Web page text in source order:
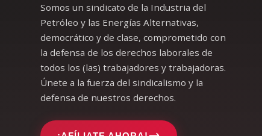
Somos un sindicato de la Industria del
Petróleo y las Energías Alternativas,
democrático y de clase, comprometido con
la defensa de los derechos laborales de
todos los (las) trabajadores y trabajadoras.
Únete a la fuerza del sindicalismo y la
defensa de nuestros derechos.